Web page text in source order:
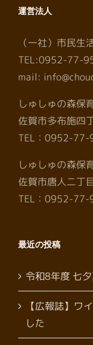
運営法人
（一社）市民生
TEL:0952-77-
mail:
しゅしゅの森保
佐賀市多布施四
TEL：0952-
しゅしゅの森保
佐賀市唐人二丁
TEL：0952-77-
最近の投稿
令和8年度 七
【広報誌】ワ
した